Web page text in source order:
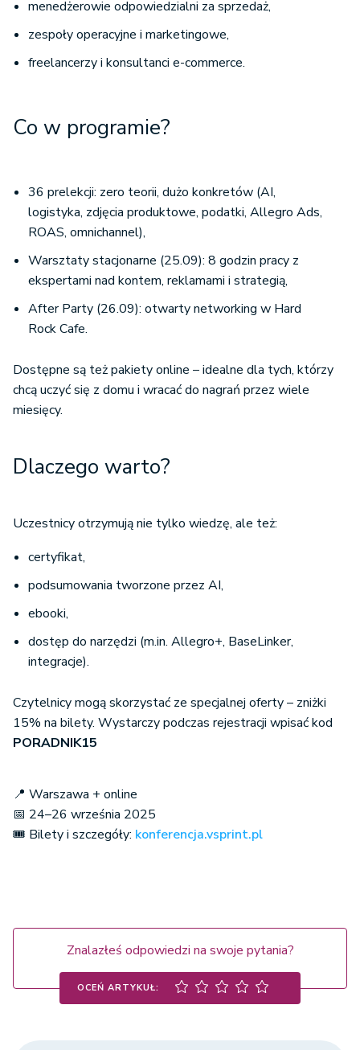
menedżerowie odpowiedzialni za sprzedaż,
zespoły operacyjne i marketingowe,
freelancerzy i konsultanci e-commerce.
Co w programie?
36 prelekcji: zero teorii, dużo konkretów (AI,
logistyka, zdjęcia produktowe, podatki, Allegro Ads,
ROAS, omnichannel),
Warsztaty stacjonarne (25.09): 8 godzin pracy z
ekspertami nad kontem, reklamami i strategią,
After Party (26.09): otwarty networking w Hard
Rock Cafe.
Dostępne są też pakiety online – idealne dla tych, którzy
chcą uczyć się z domu i wracać do nagrań przez wiele
miesięcy.
Dlaczego warto?
Uczestnicy otrzymują nie tylko wiedzę, ale też:
certyfikat,
podsumowania tworzone przez AI,
ebooki,
dostęp do narzędzi (m.in. Allegro+, BaseLinker,
integracje).
Czytelnicy mogą skorzystać ze specjalnej oferty – zniżki
15% na bilety. Wystarczy podczas rejestracji wpisać kod
PORADNIK15
📍 Warszawa + online
📅 24–26 września 2025
🎟️ Bilety i szczegóły: konferencja.vsprint.pl
Znalazłeś odpowiedzi na swoje pytania?
OCEŃ ARTYKUŁ: